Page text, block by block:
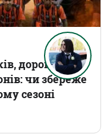
дорогі
чи збереже
сезоні